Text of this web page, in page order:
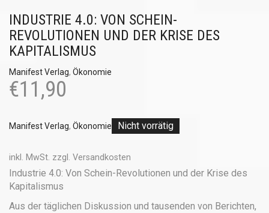
INDUSTRIE 4.0: VON SCHEIN-
REVOLUTIONEN UND DER KRISE DES
KAPITALISMUS
Manifest Verlag, Ökonomie
€11,90
Manifest Verlag, Ökonomie Nicht vorrätig
inkl. MwSt. zzgl. Versandkosten
Industrie 4.0: Von Schein-Revolutionen und der Krise des
Kapitalismus
Aus der täglichen Diskussion und tausenden von Berichten,